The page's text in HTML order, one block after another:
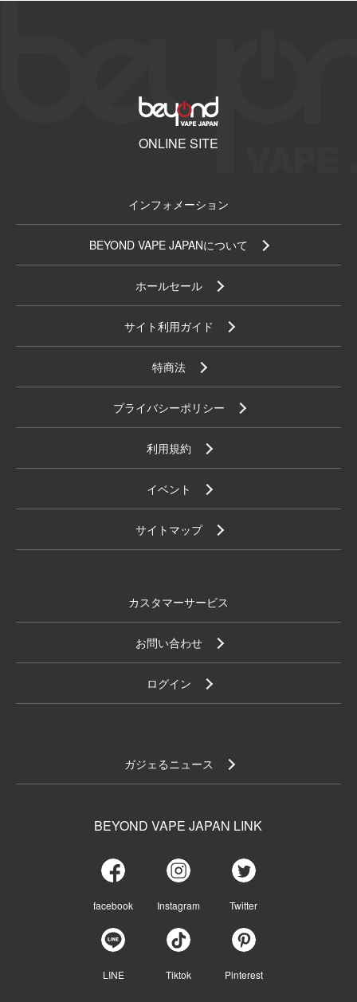
ONLINE SITE
インフォメーション
BEYOND VAPE JAPANについて
ホールセール
サイト利用ガイド
特商法
プライバシーポリシー
利用規約
イベント
サイトマップ
カスタマーサービス
お問い合わせ
ログイン
ガジェるニュース
BEYOND VAPE JAPAN LINK
facebook Instagram Twitter
LINE Tiktok Pinterest